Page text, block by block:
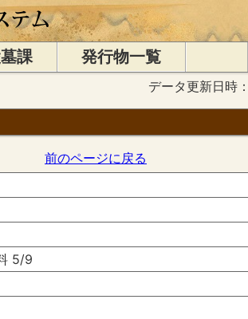
課 発行物一覧
データ更新日時：
前のページに戻る
5/9